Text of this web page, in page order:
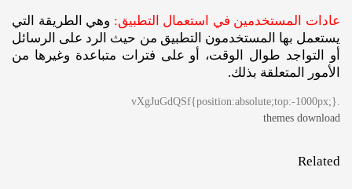
عادات المستخدمين في استعمال التطبيق: وهي الطريقة التي
يستعمل بها المستخدمون التطبيق من حيث الرد على الرسائل
أو التواجد طوال الوقت، أو على فترات متباعدة وغيرها من
الأمور المتعلقة بذلك.
themes download
Related